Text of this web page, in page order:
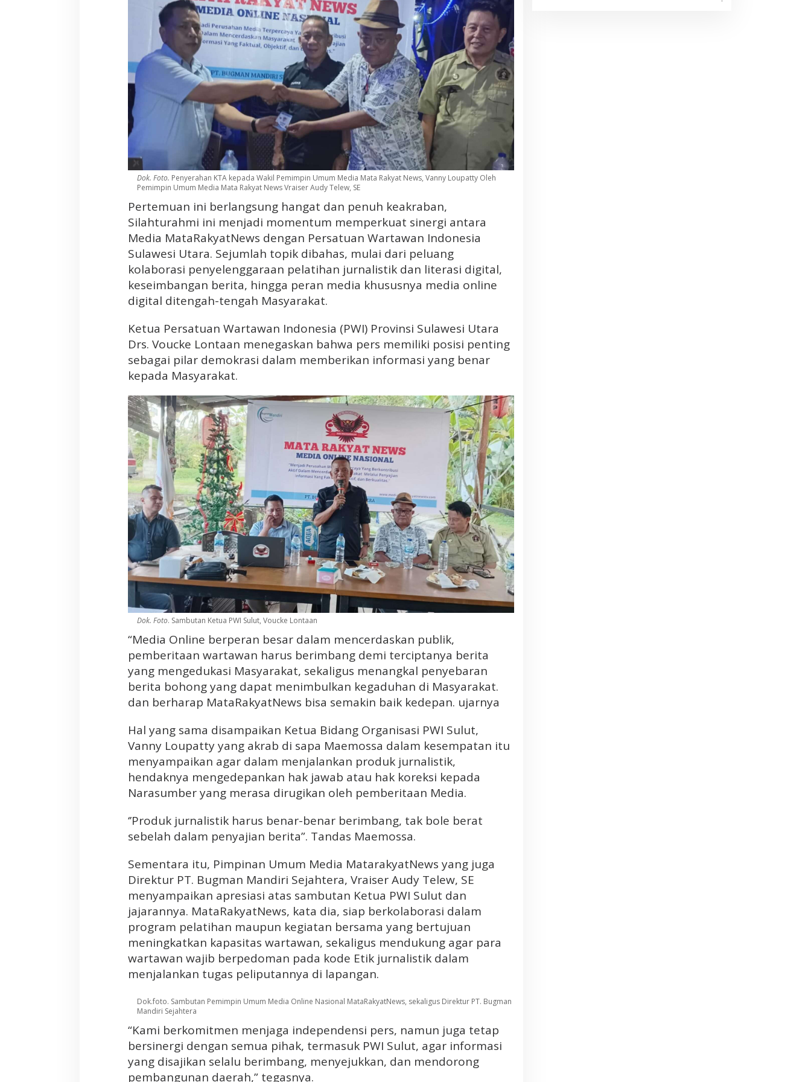
l
a
h
t
r
a
m
i
D
e
n
g
a
n
W
I
P
r
o
s
i
S
u
u
t
d
i
I
b
a
r
a
k
i
C
a
f
e
d
a
R
e
s
o
W
r
u
k
a
a
Dok. Foto. Penyerahan KTA kepada Wakil Pemimpin Umum Media Mata Rakyat News, Vanny Loupatty Oleh
Pemimpin Umum Media Mata Rakyat News Vraiser Audy Telew, SE
Pertemuan ini berlangsung hangat dan penuh keakraban,
Silahturahmi ini menjadi momentum memperkuat sinergi antara
Media MataRakyatNews dengan Persatuan Wartawan Indonesia
Sulawesi Utara. Sejumlah topik dibahas, mulai dari peluang
kolaborasi penyelenggaraan pelatihan jurnalistik dan literasi digital,
keseimbangan berita, hingga peran media khususnya media online
digital ditengah-tengah Masyarakat.
Ketua Persatuan Wartawan Indonesia (PWI) Provinsi Sulawesi Utara
Drs. Voucke Lontaan menegaskan bahwa pers memiliki posisi penting
sebagai pilar demokrasi dalam memberikan informasi yang benar
kepada Masyarakat.
Dok. Foto. Sambutan Ketua PWI Sulut, Voucke Lontaan
“Media Online berperan besar dalam mencerdaskan publik,
pemberitaan wartawan harus berimbang demi terciptanya berita
yang mengedukasi Masyarakat, sekaligus menangkal penyebaran
berita bohong yang dapat menimbulkan kegaduhan di Masyarakat.
dan berharap MataRakyatNews bisa semakin baik kedepan. ujarnya
Hal yang sama disampaikan Ketua Bidang Organisasi PWI Sulut,
Vanny Loupatty yang akrab di sapa Maemossa dalam kesempatan itu
menyampaikan agar dalam menjalankan produk jurnalistik,
hendaknya mengedepankan hak jawab atau hak koreksi kepada
Narasumber yang merasa dirugikan oleh pemberitaan Media.
‘’Produk jurnalistik harus benar-benar berimbang, tak bole berat
sebelah dalam penyajian berita”. Tandas Maemossa.
Sementara itu, Pimpinan Umum Media MatarakyatNews yang juga
Direktur PT. Bugman Mandiri Sejahtera, Vraiser Audy Telew, SE
menyampaikan apresiasi atas sambutan Ketua PWI Sulut dan
jajarannya. MataRakyatNews, kata dia, siap berkolaborasi dalam
program pelatihan maupun kegiatan bersama yang bertujuan
meningkatkan kapasitas wartawan, sekaligus mendukung agar para
wartawan wajib berpedoman pada kode Etik jurnalistik dalam
menjalankan tugas peliputannya di lapangan.
Dok.foto. Sambutan Pemimpin Umum Media Online Nasional MataRakyatNews, sekaligus Direktur PT. Bugman
Mandiri Sejahtera
“Kami berkomitmen menjaga independensi pers, namun juga tetap
bersinergi dengan semua pihak, termasuk PWI Sulut, agar informasi
yang disajikan selalu berimbang, menyejukkan, dan mendorong
pembangunan daerah,” tegasnya.